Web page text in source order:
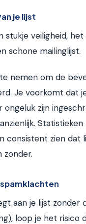
je lijst
stukje veiligheid,
schone mailinglijst.
nemen om de
Je voorkomt dat
ongeluk zijn
consistent zien
zonder.
aan je lijst
loop je het risico